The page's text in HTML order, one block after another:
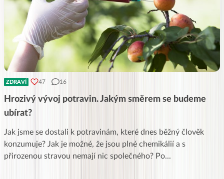
ZDRAVÍ 47 16
Hrozivý vývoj potravin. Jakým směrem se budeme
ubírat?
Jak jsme se dostali k potravinám, které dnes běžný člověk
konzumuje? Jak je možné, že jsou plné chemikálií a s
přirozenou stravou nemají nic společného? Po...